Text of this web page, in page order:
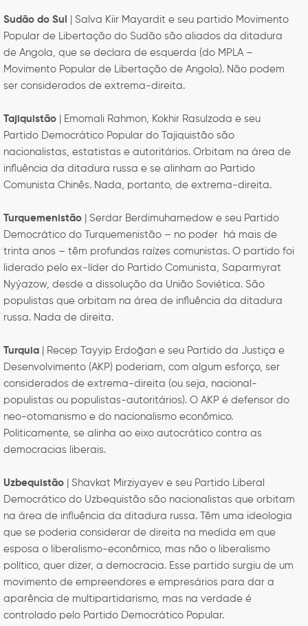
Sudão do Sul
| Salva Kiir Mayardit e seu partido Movimento
Popular de Libertação do Sudão são aliados da ditadura
de Angola, que se declara de esquerda (do MPLA –
Movimento Popular de Libertação de Angola). Não podem
ser considerados de extrema-direita.
Tajiquistão
| Emomali Rahmon, Kokhir Rasulzoda e seu
Partido Democrático Popular do Tajiquistão são
nacionalistas, estatistas e autoritários. Orbitam na área de
influência da ditadura russa e se alinham ao Partido
Comunista Chinês. Nada, portanto, de extrema-direita.
Turquemenistão | Serdar Berdimuhamedow e seu Partido
Democrático do Turquemenistão – no poder há mais de
trinta anos – têm profundas raízes comunistas. O partido foi
liderado pelo ex-líder do Partido Comunista, Saparmyrat
Nyýazow, desde a dissolução da União Soviética. São
populistas que orbitam na área de influência da ditadura
russa. Nada de direita.
Turquia | Recep Tayyip Erdoğan e seu Partido da Justiça e
Desenvolvimento (AKP) poderiam, com algum esforço, ser
considerados de extrema-direita (ou seja, nacional-
populistas ou populistas-autoritários). O AKP é defensor do
neo-otomanismo e do nacionalismo econômico.
Politicamente, se alinha ao eixo autocrático contra as
democracias liberais.
Uzbequistão | Shavkat Mirziyayev e seu Partido Liberal
Democrático do Uzbequistão são nacionalistas que orbitam
na área de influência da ditadura russa. Têm uma ideologia
que se poderia considerar de direita na medida em que
esposa o liberalismo-econômico, mas não o liberalismo
político, quer dizer, a democracia. Esse partido surgiu de um
movimento de empreendores e empresários para dar a
aparência de multipartidarismo, mas na verdade é
controlado pelo Partido Democrático Popular.